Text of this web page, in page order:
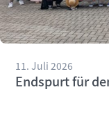
11. Juli 2026
Endspurt für